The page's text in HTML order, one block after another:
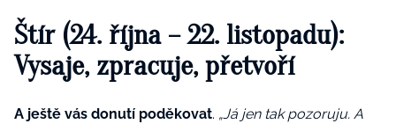
Štír (24. října – 22. listopadu):
Vysaje, zpracuje, přetvoří
A ještě vás donutí poděkovat. „Já jen tak pozoruju. A